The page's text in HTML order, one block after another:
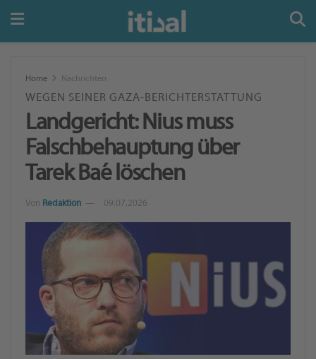
Home Nachrichten
WEGEN SEINER GAZA-BERICHTERSTATTUNG
Landgericht: Nius muss
Falschbehauptung über
Tarek Baé löschen
Von Redaktion 09.07.2026